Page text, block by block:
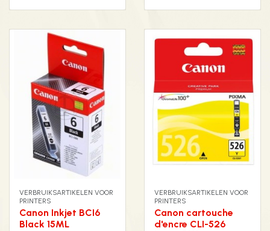
VERBRUIKSARTIKELEN VOOR
PRINTERS
Canon Inkjet BCI6
Black 15ML
VERBRUIKSARTIKELEN VOOR
PRINTERS
Canon cartouche
d'encre CLI-526